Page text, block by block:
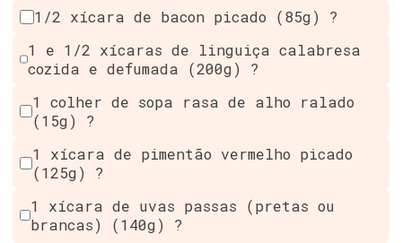
1/2 xícara de bacon picado (85g) ?
1 e 1/2 xícaras de linguiça calabresa
cozida e defumada (200g) ?
1 colher de sopa rasa de alho ralado
(15g) ?
1 xícara de pimentão vermelho picado
(125g) ?️
1 xícara de uvas passas (pretas ou
brancas) (140g) ?